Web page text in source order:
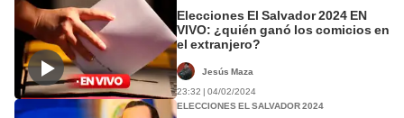
Elecciones El Salvador 2024 EN
VIVO: ¿quién ganó los comicios en
el extranjero?
Jesús Maza
23:32 | 04/02/2024
ELECCIONES EL SALVADOR 2024